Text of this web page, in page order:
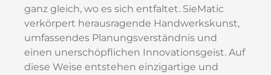
ganz gleich, wo es sich entfaltet. SieMatic
verkörpert herausragende Handwerkskunst,
umfassendes Planungsverständnis und
einen unerschöpflichen Innovationsgeist. Auf
diese Weise entstehen einzigartige und